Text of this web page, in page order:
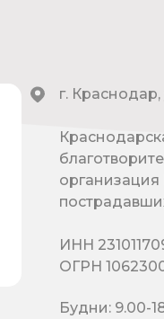
г.
ИНН
ОГРН
Будни: 9.00-